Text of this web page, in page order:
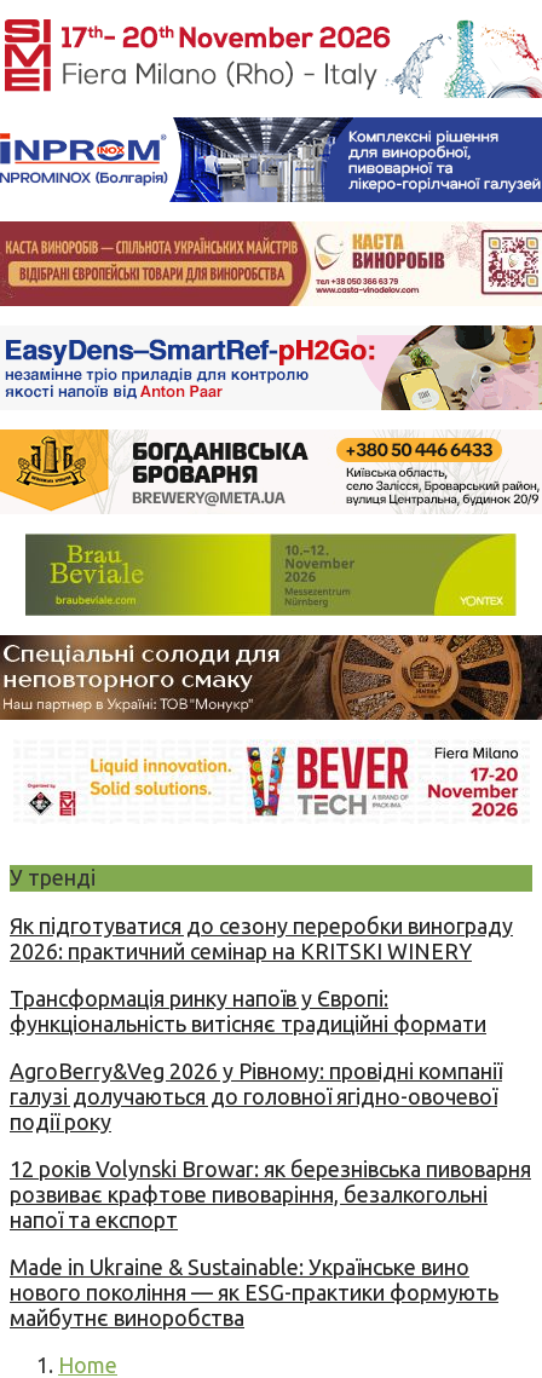
У тренді
Як підготуватися до сезону переробки винограду
2026: практичний семінар на KRITSKI WINERY
Трансформація ринку напоїв у Європі:
функціональність витісняє традиційні формати
AgroBerry&Veg 2026 у Рівному: провідні компанії
галузі долучаються до головної ягідно-овочевої
події року
12 років Volynski Browar: як березнівська пивоварня
розвиває крафтове пивоваріння, безалкогольні
напої та експорт
Made in Ukraine & Sustainable: Українське вино
нового покоління — як ESG-практики формують
майбутнє виноробства
Home